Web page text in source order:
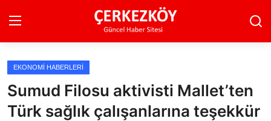
Ana Sayfa
Son Dakika
EKONOMI HABERLERI
Sumud Filosu aktivisti Mallet’ten
Türk sağlık çalışanlarına teşekkür